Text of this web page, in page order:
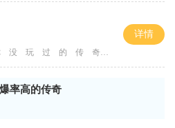
玩 过 的 传 奇
详情
率高的传奇